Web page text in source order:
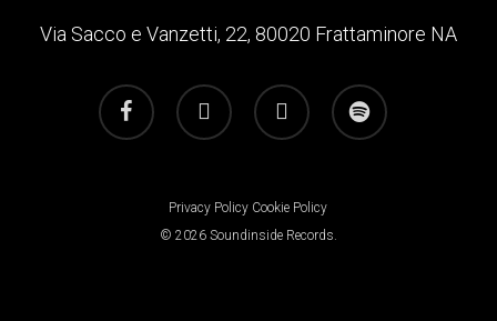
Via Sacco e Vanzetti, 22, 80020 Frattaminore NA
facebook youtube instagram spotify
Privacy Policy Cookie Policy
© 2026 Soundinside Records.